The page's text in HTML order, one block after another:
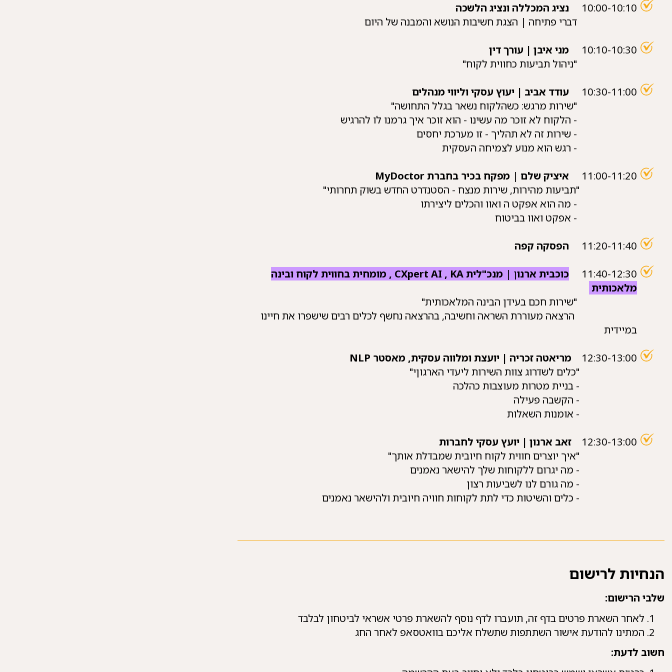
10:00-10:10
נציג המכללה ונציג הלשכה
דברי פתיחה | הצגת חשיבות הנושא והמבנה של היום
10:10-10:30
מני איבן | עורך דין
"ניהול תביעות כחווית לקוח"
10:30-11:00
עודד אביב | יעוץ עסקי וליווי מנהלים
"שירות מרגש: כשהלקוח נשאר בגלל התחושה"
- הלקוח לא זוכר מה עשינו - הוא זוכר איך גרמנו לו להרגיש
- שירות זה לא תהליך - זו מערכת יחסים
- רגש הוא מנוע לצמיחה העסקית
11:00-11:20 איציק שלם | מפקח בכיר בחברת MyDoctor
"תביעות מהירות, שירות מנצח - הסטנדרט החדש בשוק תחרותי"
- מה הוא אפקט ה ואוו והכלים ליצירתו
- אפקט ואוו בביטוח
11:20-11:40 הפסקה קפה
11:40-12:30 כוכבית ארנון | מנכ"לית CXpert AI , KA ,
מומחית בחווית לקוח ובינה
מלאכותית
"שירות חכם בעידן הבינה המלאכותית"
הרצאה מעוררת השראה וחשיבה, בהרצאה נחשף לכלים רבים שישפרו את חיינו
במיידית
12:30-13:00
מריאטה זכריה | יועצת ומלווה עסקית, מאסטר NLP
"כלים לשדרוג צוות השירות ליעדי הארגוןי"
- בניית מטרות מעוצבות כהלכה
- הקשבה פעילה
- אומנות השאלות
12:30-13:00
זאב ארנון | יועץ עסקי לחברות
"איך יוצרים חווית לקוח חיובית שמבדלת אותך"
- מה יגרום ללקוחות שלך להישאר נאמנים
- מה גורם לנו לשביעות רצון
- כלים והשיטות כדי לתת לקוחות חוויה חיובית ולהישאר נאמנים
הנחיות לרישום
שלבי הרישום:
לאחר השארת פרטים בדף זה, תועברו לדף נוסף להשארת פרטי אשראי לביטחון לבלבד
המתינו להודעת אישור השתתפות שתשלח אליכם בוואטסאפ לאחר החג
חשוב לדעת: